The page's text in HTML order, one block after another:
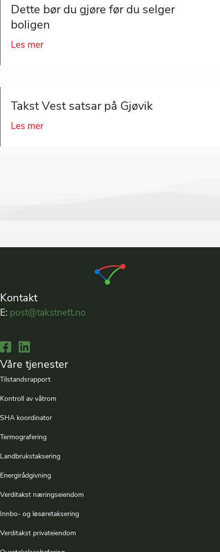
Dette bør du gjøre før du selger
boligen
Les mer
Takst Vest satsar på Gjøvik
Les mer
Kontakt
E: post@takstnett.no
Lenke til Facebook
Lenke til LinkedIn
Våre tjenester
Tilstandsrapport
Kontroll av våtrom
SHA koordinator
Termografering
Landbrukstaksering
Energirådgivning
Verditakst næringseiendom
Innbo- og løsøretaksering
Verditakst privateiendom